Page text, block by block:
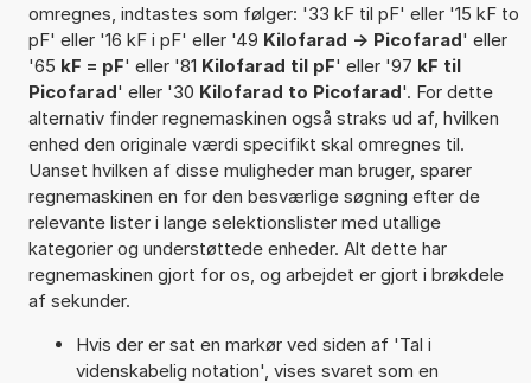
omregnes, indtastes som følger: '33 kF til pF' eller '15 kF to
pF' eller '16 kF i pF' eller '49 Kilofarad -> Picofarad' eller
'65 kF = pF' eller '81 Kilofarad til pF' eller '97 kF til
Picofarad' eller '30 Kilofarad to Picofarad'. For dette
alternativ finder regnemaskinen også straks ud af, hvilken
enhed den originale værdi specifikt skal omregnes til.
Uanset hvilken af disse muligheder man bruger, sparer
regnemaskinen en for den besværlige søgning efter de
relevante lister i lange selektionslister med utallige
kategorier og understøttede enheder. Alt dette har
regnemaskinen gjort for os, og arbejdet er gjort i brøkdele
af sekunder.
Hvis der er sat en markør ved siden af 'Tal i
videnskabelig notation', vises svaret som en